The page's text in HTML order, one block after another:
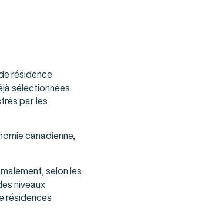
résidence
sélectionnées
par les
canadienne,
selon les
niveaux
résidences